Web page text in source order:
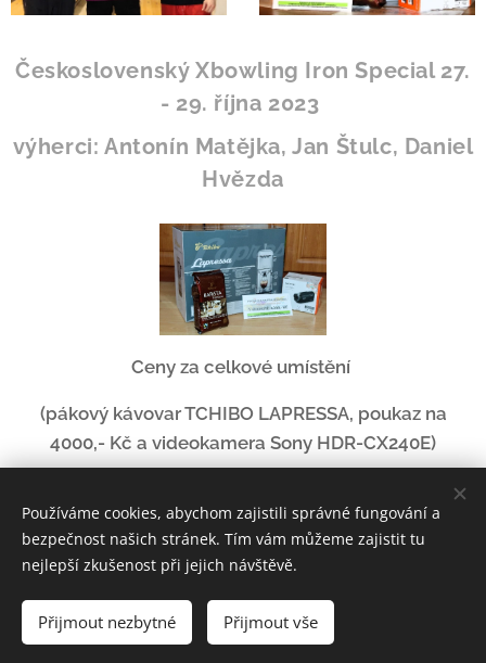
Československý Xbowling Iron Special 27.
- 29. října 2023
výherci: Antonín Matějka, Jan Štulc, Daniel
Hvězda
Ceny za celkové umístění
(pákový kávovar TCHIBO LAPRESSA, poukaz na
4000,- Kč a videokamera Sony HDR-CX240E)
Cookies
Používáme cookies, abychom zajistili správné fungování a
bezpečnost našich stránek. Tím vám můžeme zajistit tu
nejlepší zkušenost při jejich návštěvě.
Přijmout nezbytné Přijmout vše